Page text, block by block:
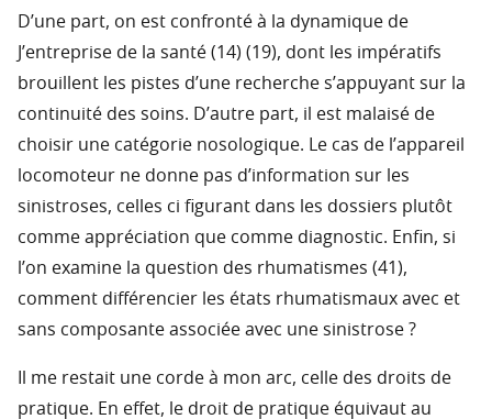
D’une part, on est confronté à la dynamique de
J’entreprise de la santé (14) (19), dont les impératifs
brouillent les pistes d’une recherche s’appuyant sur la
continuité des soins. D’autre part, il est malaisé de
choisir une catégorie nosologique. Le cas de l’appareil
locomoteur ne donne pas d’information sur les
sinistroses, celles ci figurant dans les dossiers plutôt
comme appréciation que comme diagnostic. Enfin, si
l’on examine la question des rhumatismes (41),
comment différencier les états rhumatismaux avec et
sans composante associée avec une sinistrose ?
Il me restait une corde à mon arc, celle des droits de
pratique. En effet, le droit de pratique équivaut au